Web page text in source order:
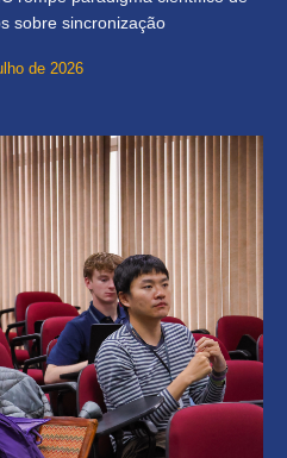
sobre sincronização
de 2026